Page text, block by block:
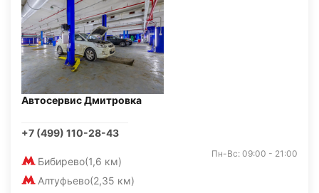
Автосервис Дмитровка
+7 (499) 110-28-43
Бибирево(1,6 км)
Алтуфьево(2,35 км)
Пн-Вс: 09:00 - 21:00